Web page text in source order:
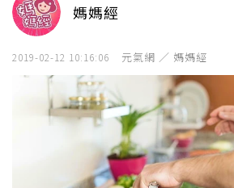
媽媽經
2019-02-12 10:16:06 元氣網 ／ 媽媽經